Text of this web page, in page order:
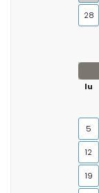
28
lu
5
12
19